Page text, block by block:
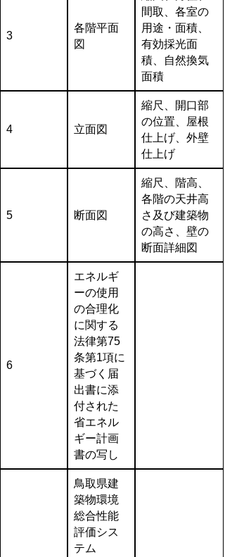
3
各階平面
図
間取、各室の
用途・面積、
有効採光面
積、自然換気
面積
4 立面図
縮尺、開口部
の位置、屋根
仕上げ、外壁
仕上げ
5 断面図
縮尺、階高、
各階の天井高
さ及び建築物
の高さ、壁の
断面詳細図
6
エネルギ
ーの使用
の合理化
に関する
法律第75
条第1項に
基づく届
出書に添
付された
省エネル
ギー計画
書の写し
鳥取県建
築物環境
総合性能
評価シス
テム